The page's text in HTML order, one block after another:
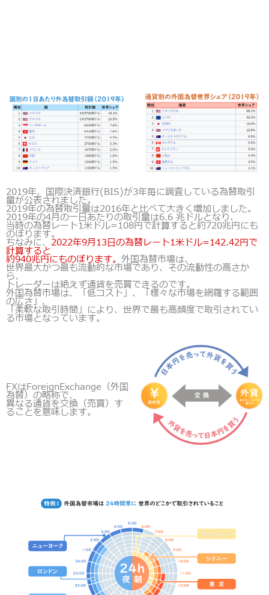
2019年、国際決済銀行(BIS)が3年毎に調査している為替取引
量が公表されました。
2019年の為替取引量は2016年と比べて大きく増加しました。
2019年の4月の一日あたりの取引量は6.6 兆ドルとなり、
当時の為替レート1米ドル=108円で計算すると約720兆円にも
のぼります。
ちなみに、 2022年9月13日の為替レート1米ドル=142.42円で
計算すると
約940兆円にものぼります。 外国為替市場は、
世界最大かつ最も流動的な市場であり、その流動性の高さか
ら、
トレーダーは絶えず通貨を売買できるのです。
外国為替市場は、「低コスト」、「様々な市場を網羅する範囲
の広さ」、
「柔軟な取引時間」により、世界で最も高頻度で取引されてい
る市場となっています。
FXはForeignExchange（外国
為替）の略称で、
異なる通貨を交換（売買）す
ることを意味します。